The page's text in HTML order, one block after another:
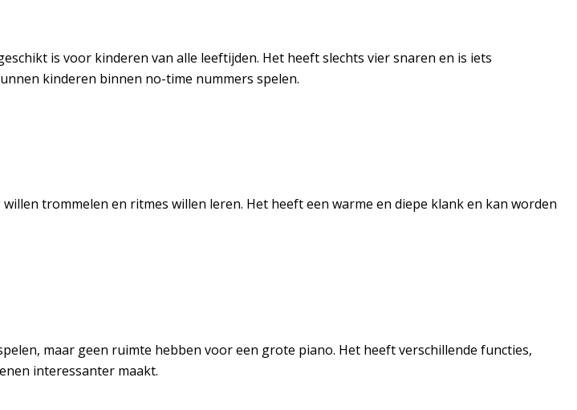
is voor kinderen van alle leeftijden. Het heeft slechts vier snaren en is iets
kinderen binnen no-time nummers spelen.
trommelen en ritmes willen leren. Het heeft een warme en diepe klank en kan worden
maar geen ruimte hebben voor een grote piano. Het heeft verschillende functies,
interessanter maakt.